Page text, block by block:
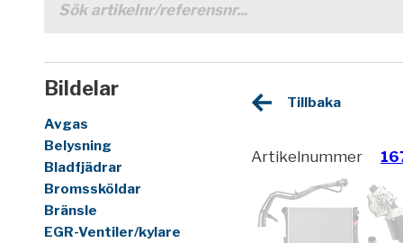
Bildelar
Avgas
Belysning
Bladfjädrar
Bromssköldar
Bränsle
EGR-Ventiler/kylare
Tillbaka
Artikelnummer